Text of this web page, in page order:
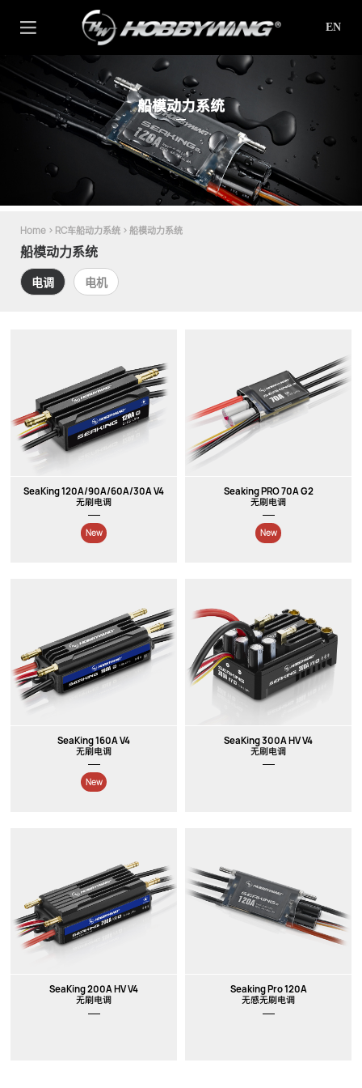
EN
船模动力系统
Home > RC车船动力系统 > 船模动力系统
船模动力系统
电调 电机
SeaKing 120A/90A/60A/30A V4
无刷电调
New
Seaking PRO 70A G2
无刷电调
New
SeaKing 160A V4
无刷电调
SeaKing 300A HV V4
无刷电调
SeaKing 200A HV V4
无刷电调
Seaking Pro 120A
无感无刷电调